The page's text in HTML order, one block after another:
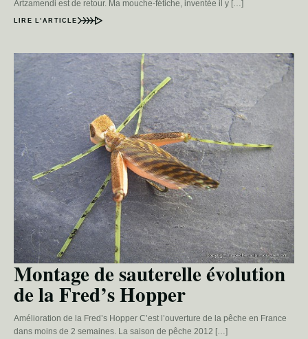
Artzamendi est de retour. Ma mouche-fétiche, inventée il y […]
LIRE L’ARTICLE
Montage de sauterelle évolution
de la Fred’s Hopper
Amélioration de la Fred’s Hopper C’est l’ouverture de la pêche en France
dans moins de 2 semaines. La saison de pêche 2012 […]